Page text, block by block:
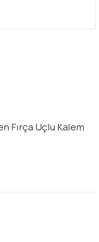
Fırça Uçlu Kalem